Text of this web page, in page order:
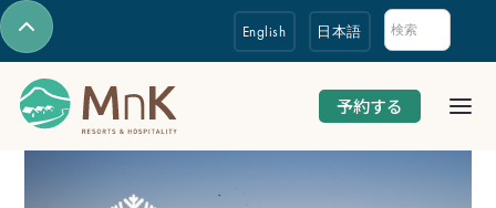
English 日本語
予約する